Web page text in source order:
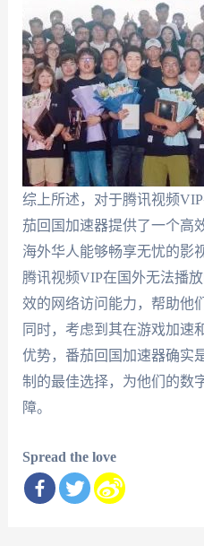
综上所述，对于腾讯视频
茄回国加速器提供了一个高
海外华人能够畅享无忧的影
腾讯视频VIP在国外无法播
效的网络访问能力，帮助他
同时，考虑到其在游戏加速
优势，番茄回国加速器确实
制的最佳选择，为他们的数
障。
Spread the love